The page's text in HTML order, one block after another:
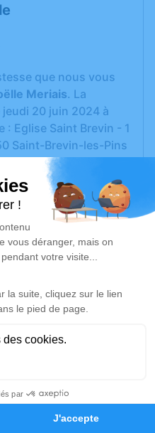
Hommages
que nous vous
Meriais. La
20 juin 2024 à
: Eglise Saint Brevin - 1
Saint-Brevin-les-Pins
paysager de
à recueillir vos
d’un moment passé.
hommage est
Saint-Brevin-les-Pins